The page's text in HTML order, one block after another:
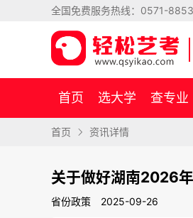
全国免费服务热线： 0571-
首页 选大学 查专业
首页 资讯详情
关于做好湖南2026
省份政策 2025-09-26